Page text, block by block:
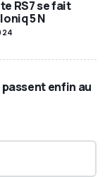
RS7 se fait
5 N
passent enfin au